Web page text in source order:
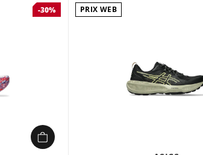
-30% PRIX WEB